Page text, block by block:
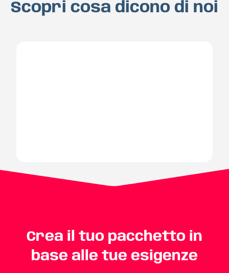
Scopri cosa dicono di noi
Crea il tuo pacchetto in
base alle tue esigenze